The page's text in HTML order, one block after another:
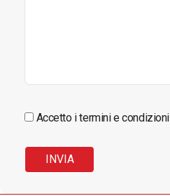
Accetto i termini e condizioni